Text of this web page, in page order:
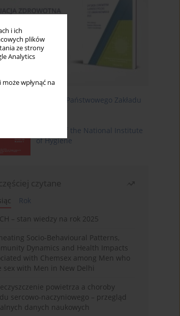
i ich
plików
ze strony
Analytics
wpłynąć na
Roczniki Państwowego Zakładu
Annals of the National Institute
of Hygiene
czytane
Rok
– stan wiedzy na rok 2025
Socio-Behavioural Patterns,
Dynamics and Health Impacts
with Chemsex among Men who
sex with Men in New Delhi
powietrza a choroby
sercowo-naczyniowego – przegląd
danych naukowych